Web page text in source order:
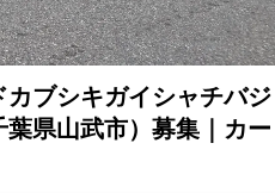
ブシキガイシャチバジ
県山武市）募集｜カー